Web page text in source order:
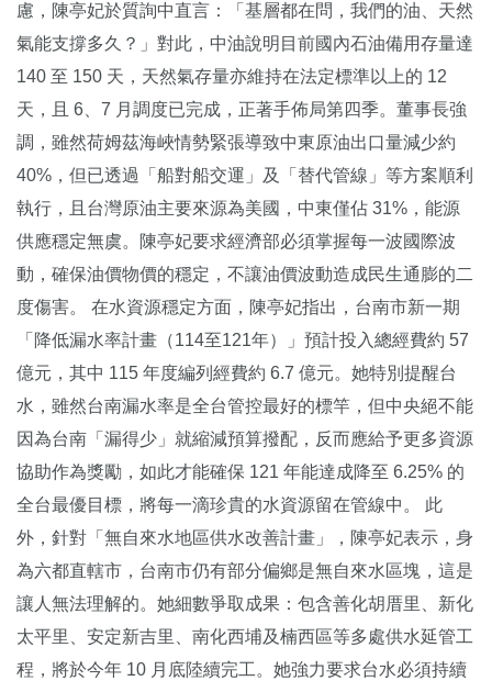
慮，陳亭妃於質詢中直言：「基層都在問，我們的油、天然
氣能支撐多久？」對此，中油說明目前國內石油備用存量達
140 至 150 天，天然氣存量亦維持在法定標準以上的 12
天，且 6、7 月調度已完成，正著手佈局第四季。董事長強
調，雖然荷姆茲海峽情勢緊張導致中東原油出口量減少約
40%，但已透過「船對船交運」及「替代管線」等方案順利
執行，且台灣原油主要來源為美國，中東僅佔 31%，能源
供應穩定無虞。陳亭妃要求經濟部必須掌握每一波國際波
動，確保油價物價的穩定，不讓油價波動造成民生通膨的二
度傷害。 在水資源穩定方面，陳亭妃指出，台南市新一期
「降低漏水率計畫（114至121年）」預計投入總經費約 57
億元，其中 115 年度編列經費約 6.7 億元。她特別提醒台
水，雖然台南漏水率是全台管控最好的標竿，但中央絕不能
因為台南「漏得少」就縮減預算撥配，反而應給予更多資源
協助作為獎勵，如此才能確保 121 年能達成降至 6.25% 的
全台最優目標，將每一滴珍貴的水資源留在管線中。 此
外，針對「無自來水地區供水改善計畫」，陳亭妃表示，身
為六都直轄市，台南市仍有部分偏鄉是無自來水區塊，這是
讓人無法理解的。她細數爭取成果：包含善化胡厝里、新化
太平里、安定新吉里、南化西埔及楠西區等多處供水延管工
程，將於今年 10 月底陸續完工。她強力要求台水必須持續